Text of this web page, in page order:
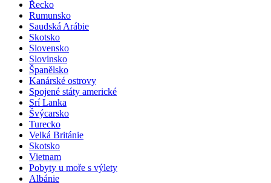
Řecko
Rumunsko
Saudská Arábie
Skotsko
Slovensko
Slovinsko
Španělsko
Kanárské ostrovy
Spojené státy americké
Srí Lanka
Švýcarsko
Turecko
Velká Británie
Skotsko
Vietnam
Pobyty u moře s výlety
Albánie